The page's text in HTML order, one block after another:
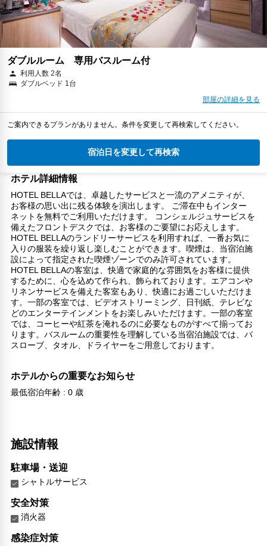
ダブルルーム 専用バスルーム付
利用人数 2名
ダブルベッド 1台
部屋の詳細を見る
ご案内できるプランがありません。条件を変更して再検索してください。
宿泊日を変更して再検索
ホテル詳細情報
HOTEL BELLAでは、卓越したサービスと一流のアメニティが、
お客様の思い出に残る体験を演出します。 ご滞在中もインター
ネットを無料でご利用いただけます。 コンシェルジュサービスを
備えたフロントデスクでは、お客様のご要望にお応えします。
HOTEL BELLAのランドリーサービスを利用すれば、一番お気に
入りの服装を繰り返し楽しむことができます。喫煙は、当宿泊施
設によって指定された喫煙ゾーンでのみ許可されています。
HOTEL BELLAの客室は、快適で家庭的な雰囲気をお客様に提供
するために、心を込めて作られ、飾られております。エアコンや
リネンサービスを備えた客室もあり、快適にお過ごしいただけま
す。一部の客室では、ビデオストリーミング、日刊紙、テレビな
どのエンターテインメントをお楽しみいただけます。一部の客室
では、コーヒーや紅茶を淹れるのに必要なものがすべて揃ってお
ります。バスルームの重要性を理解している当宿泊施設では、バ
スローブ、タオル、ドライヤーをご用意しております。
ホテルからの重要なお知らせ
最低宿泊年齢 : 0 歳
施設情報
駐車場・送迎
シャトルサービス
安全対策
消火器
感染症対策